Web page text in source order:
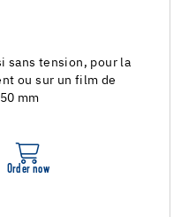
sans tension, pour la
ou sur un film de
mm
Order now